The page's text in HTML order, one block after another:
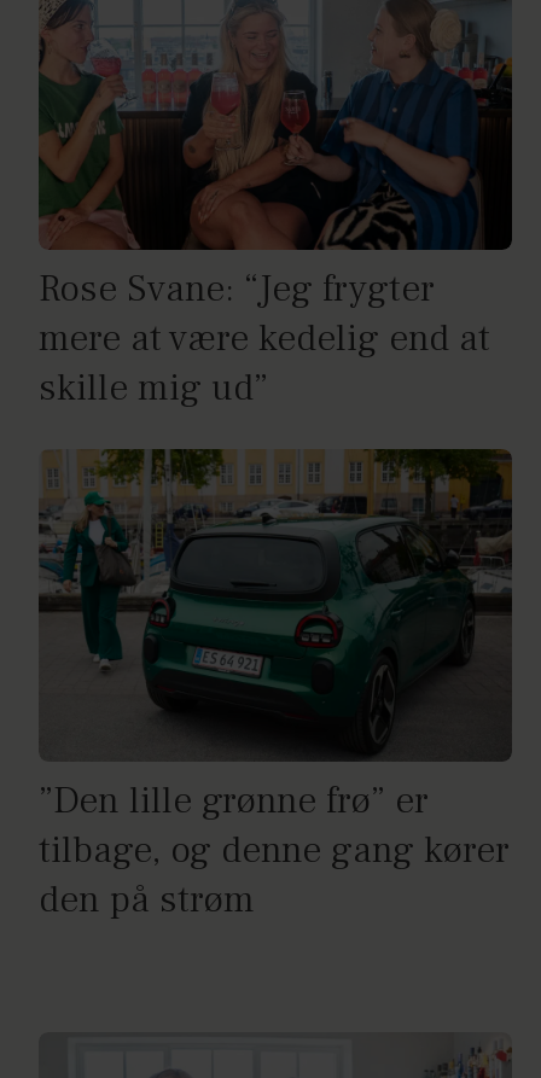
Rose Svane: “Jeg frygter
mere at være kedelig end at
skille mig ud”
”Den lille grønne frø” er
tilbage, og denne gang kører
den på strøm